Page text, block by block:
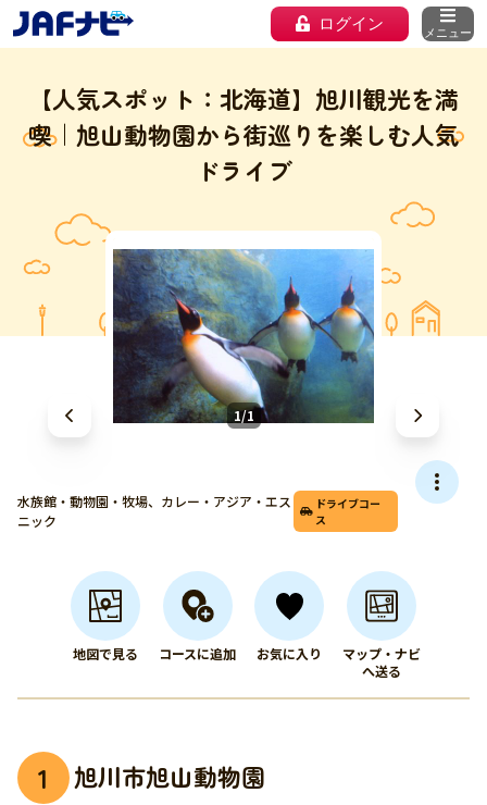
ログイン メニュー
【人気スポット：北海道】旭川観光を満
喫｜旭山動物園から街巡りを楽しむ人気
ドライブ
1/1
水族館・動物園・牧場、カレー・アジア・エス
ニック
ドライブコー
ス
地図で見る コースに追加 お気に入り
マップ・ナビ
へ送る
1 旭川市旭山動物園